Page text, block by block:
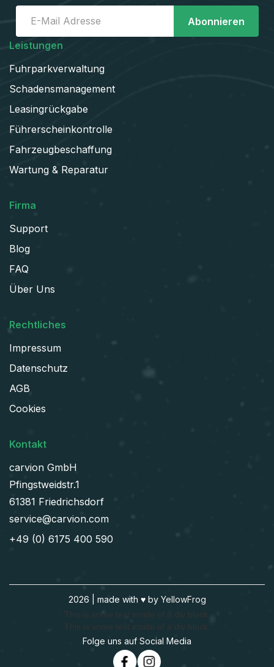
Leistungen
Fuhrparkverwaltung
Schadens­management
Leasingrückgabe
Führerscheinkontrolle
Fahrzeugbeschaffung
Wartung & Reparatur
Firma
Support
Blog
FAQ
Über Uns
Rechtliches
Impressum
Datenschutz
AGB
Cookies
Kontakt
carvion GmbH
Pfingstweidstr.1
61381 Friedrichsdorf
service@carvion.com
+49 (0) 6175 400 590
2026 | made with ♥️ by YellowFrog
This is some text inside of a div block.
This is some text inside of a div block.
Folge uns auf Social Media